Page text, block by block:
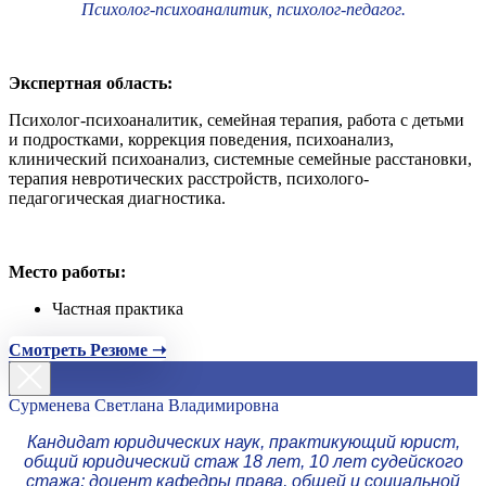
Психолог-психоаналитик, психолог-педагог.
Экспертная область:
Психолог-психоаналитик, семейная терапия, работа с детьми
и подростками, коррекция поведения, психоанализ,
клинический психоанализ, системные семейные расстановки,
терапия невротических расстройств, психолого-
педагогическая диагностика.
Место работы:
Частная практика
Смотреть Резюме ➝
Сурменева Светлана Владимировна
Кандидат юридических наук, практикующий юрист,
общий юридический стаж 18 лет, 10 лет судейского
стажа; доцент кафедры права, общей и социальной